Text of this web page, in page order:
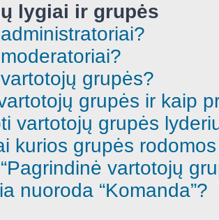
lygiai ir grupės
grupės?
grupės ir kaip
vartotojų grupės
kurios grupės
vartotojų
nuoroda “Komanda”?